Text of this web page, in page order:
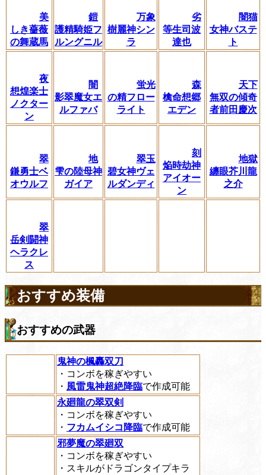
美
しき薔薇
の舞蔵馬
鎧
護精騎姫フ
ルングニル
万象
樹麗神シン
ラ
劣
等生司波
達也
闇猫
女神バステ
ト
夜
想煌楽士
ノクター
ン
闇
影翠魔女エ
ルファバ
蛍光
の精フロー
ライト
森
檎命想郷
エデン
天下
無双の傾奇
者前田慶次
翠
鎌勇士ベ
オウルフ
地
雫の陸母神
ガイア
翠玉
碧女神ヴェ
ルダンディ
刻
焔時劫神
アイオー
ン
地獄
纏眼芥川龍
之介
翠
岳剣闘神
ヘラクレ
ス
おすすめ装備
おすすめの武器
鬼神の楓轟双刀
・コンボを稼ぎやすい
・ 風雷鬼神超絶降臨で作成可能
永廻龍の翠双剣
・コンボを稼ぎやすい
・ フカムイシコ降臨で作成可能
邪夢魔の翠廻双
・コンボを稼ぎやすい
・スキルがドラゴンタイプキラ